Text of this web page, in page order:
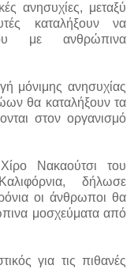
ανησυχίες, μεταξύ
καταλήξουν να
με ανθρώπινα
μόνιμης ανησυχίας
θα καταλήξουν τα
στον οργανισμό
Νακαούτσι του
δήλωσε
οι άνθρωποι θα
μοσχεύματα από
για τις πιθανές